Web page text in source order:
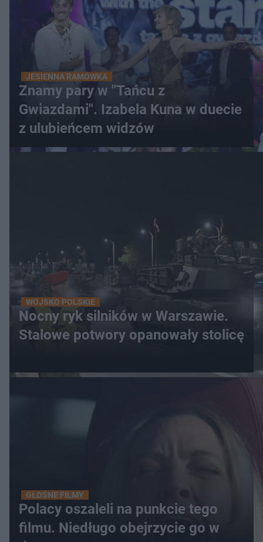
JESIENNA RAMÓWKA
Znamy pary w "Tańcu z
Gwiazdami". Izabela Kuna w duecie
z ulubieńcem widzów
WOJSKO POLSKIE
Nocny ryk silników w Warszawie.
Stalowe potwory opanowały stolicę
GŁOŚNE FILMY
Polacy oszaleli na punkcie tego
filmu. Niedługo obejrzycie go w